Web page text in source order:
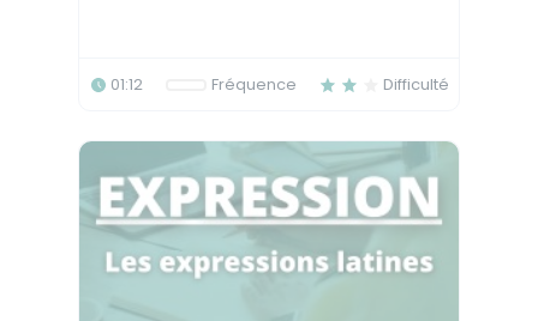
01:12 Fréquence Difficulté